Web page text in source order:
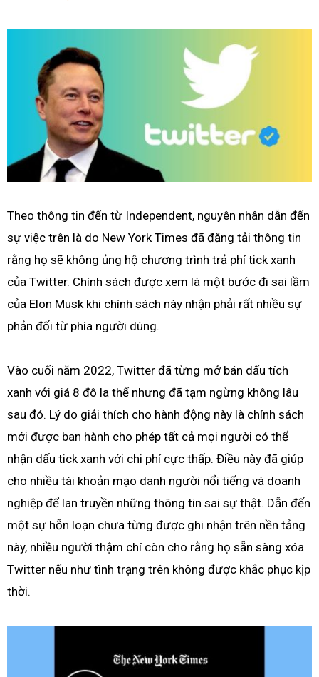
Theo thông tin đến từ Independent, nguyên nhân dẫn đến
sự việc trên là do New York Times đã đăng tải thông tin
rằng họ sẽ không ủng hộ chương trình trả phí tick xanh
của Twitter. Chính sách được xem là một bước đi sai lầm
của Elon Musk khi chính sách này nhận phải rất nhiều sự
phản đối từ phía người dùng.
Vào cuối năm 2022, Twitter đã từng mở bán dấu tích
xanh với giá 8 đô la thế nhưng đã tạm ngừng không lâu
sau đó. Lý do giải thích cho hành động này là chính sách
mới được ban hành cho phép tất cả mọi người có thể
nhận dấu tick xanh với chi phí cực thấp. Điều này đã giúp
cho nhiều tài khoản mạo danh người nổi tiếng và doanh
nghiệp để lan truyền những thông tin sai sự thật. Dẫn đến
một sự hỗn loạn chưa từng được ghi nhận trên nền tảng
này, nhiều người thậm chí còn cho rằng họ sẵn sàng xóa
Twitter nếu như tình trạng trên không được khắc phục kịp
thời.